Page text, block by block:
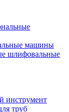
машины
шлифовальные
инструмент
труб